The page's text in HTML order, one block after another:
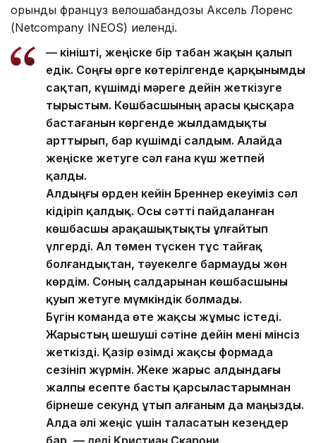
орынды француз велошабандозы Аксель Лоренс
(Netcompany INEOS) иеленді.
— Өкінішті, жеңіске бір табан жақын қалып
едік. Соңғы өрге көтерілгенде қарқынымды
сақтап, күшімді мәреге дейін жеткізуге
тырыстым. Көшбасшының арасы қысқара
бастағанын көргенде жылдамдықты
арттырып, бар күшімді салдым. Алайда
жеңіске жетуге сәл ғана күш жетпей
қалды.
Алдыңғы өрден кейін Бреннер екеуіміз сәл
кідіріп қалдық. Осы сәтті пайдаланған
көшбасшы арақашықтықты ұлғайтып
үлгерді. Ал төмен түскен тұс тайғақ
болғандықтан, тәуекелге бармауды жөн
көрдім. Соның салдарынан көшбасшыны
қуып жетуге мүмкіндік болмады.
Бүгін команда өте жақсы жұмыс істеді.
Жарыстың шешуші сәтіне дейін мені мінсіз
жеткізді. Қазір өзімді жақсы формада
сезініп жүрмін. Жеке жарыс алдындағы
жалпы есепте басты қарсыластарымнан
бірнеше секунд ұтып алғаным да маңызды.
Алда әлі жеңіс үшін таласатын кезеңдер
бар, — деді Кристиан Скарони.